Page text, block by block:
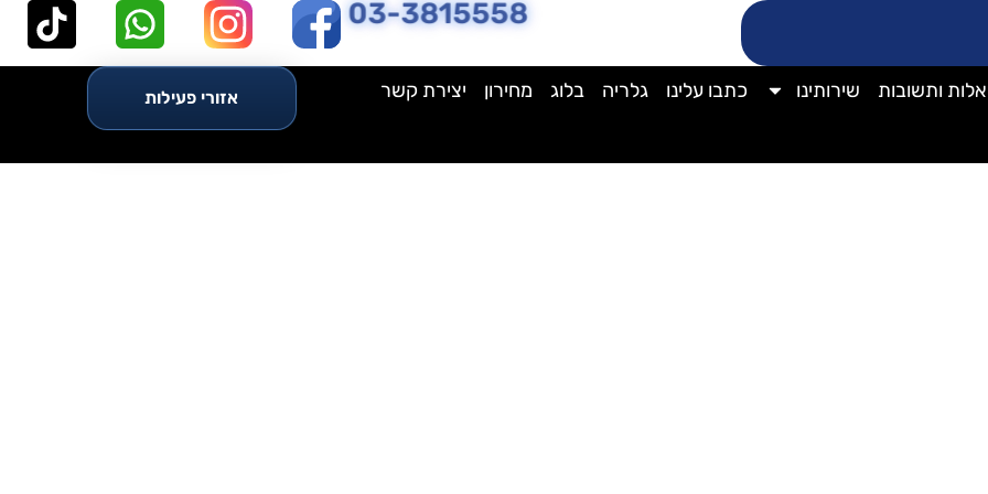
03-3815558
ותשובות שירותינו כתבו עלינו גלריה בלוג מחירון יצירת קשר אזורי פעילות